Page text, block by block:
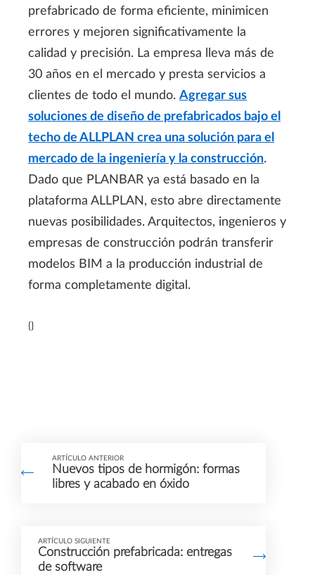
prefabricado de forma eficiente, minimicen
errores y mejoren significativamente la
calidad y precisión. La empresa lleva más de
30 años en el mercado y presta servicios a
clientes de todo el mundo. Agregar sus
soluciones de diseño de prefabricados bajo el
techo de ALLPLAN crea una solución para el
mercado de la ingeniería y la construcción.
Dado que PLANBAR ya está basado en la
plataforma ALLPLAN, esto abre directamente
nuevas posibilidades. Arquitectos, ingenieros y
empresas de construcción podrán transferir
modelos BIM a la producción industrial de
forma completamente digital.
{}
ARTÍCULO ANTERIOR
Nuevos tipos de hormigón: formas
libres y acabado en óxido
ARTÍCULO SIGUIENTE
Construcción prefabricada: entregas
de software